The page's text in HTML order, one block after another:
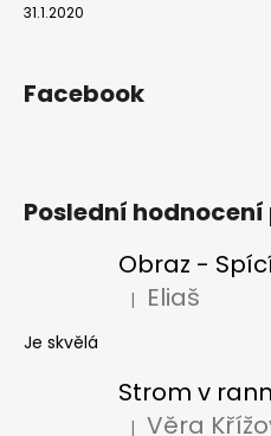
31.1.2020
Facebook
Poslední
Obraz -
Hodnocení
| Eliaš
Je skvělá
Strom v
| Věra